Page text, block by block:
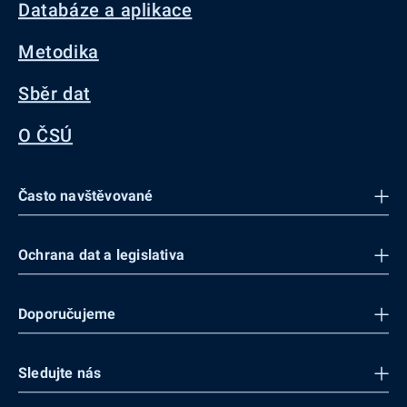
Databáze a aplikace
Metodika
Sběr dat
O ČSÚ
Často navštěvované
Ochrana dat a legislativa
Doporučujeme
Sledujte nás